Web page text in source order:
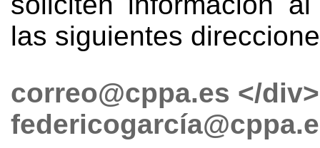
las siguientes
correo@cppa.es </div>
federicogarcí